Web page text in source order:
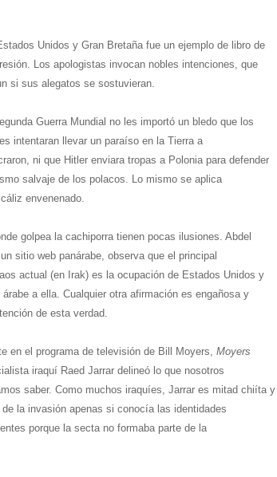
Unidos y Gran Bretaña fue un ejemplo de libro de
Los apologistas invocan nobles intenciones, que
si sus alegatos se sostuvieran.
Guerra Mundial no les importó un bledo que los
intentaran llevar un paraíso en la Tierra a
ni que Hitler enviara tropas a Polonia para defender
salvaje de los polacos. Lo mismo se aplica
envenenado.
golpea la cachiporra tienen pocas ilusiones. Abdel
sitio web panárabe, observa que el principal
actual (en Irak) es la ocupación de Estados Unidos y
a ella. Cualquier otra afirmación es engañosa y
de esta verdad.
en el programa de televisión de Bill Moyers,Moyers
iraquí Raed Jarrar delineó lo que nosotros
saber. Como muchos iraquíes, Jarrar es mitad chiíta y
la invasión apenas si conocía las identidades
porque la secta no formaba parte de la